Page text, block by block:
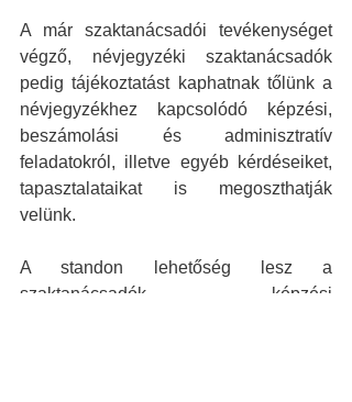
A már szaktanácsadói tevékenységet
végző, névjegyzéki szaktanácsadók
pedig tájékoztatást kaphatnak tőlünk a
névjegyzékhez kapcsolódó képzési,
beszámolási és adminisztratív
feladatokról, illetve egyéb kérdéseiket,
tapasztalataikat is megoszthatják
velünk.
A standon lehetőség lesz a
szaktanácsadók képzési